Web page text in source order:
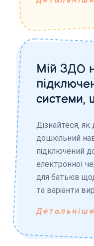
Мій ЗДО
системи,
Дізнайтеся,
дошкільний
підключений
електронної
для батьків
та варіанти
Детальніше